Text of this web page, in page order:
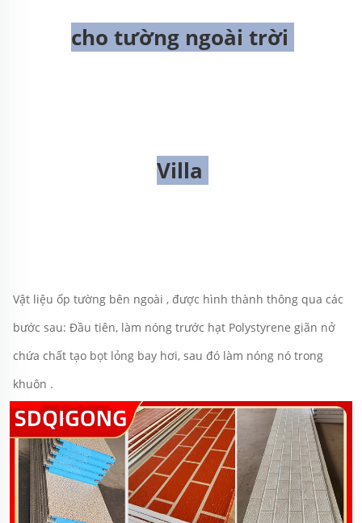
cho tường ngoài trời
Villa
Vật liệu ốp tường bên ngoài , được hình thành thông qua các
bước sau: Đầu tiên, làm nóng trước hạt Polystyrene giãn nở
chứa chất tạo bọt lỏng bay hơi, sau đó làm nóng nó trong
khuôn .